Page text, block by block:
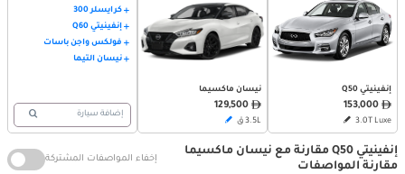
إنفينيتي Q50
153,000
3.0T Luxe
نيسان ماكسيما
129,500
3.5L ق
كرايسلر 300
إنفينيتي Q60
فولكس واجن باسات
نيسان ألتيما
إضافة سيارة
إنفينيتي Q50 مقارنة مع نيسان ماكسيما
مقارنة المواصفات
إخفاء المواصفات المشتركة